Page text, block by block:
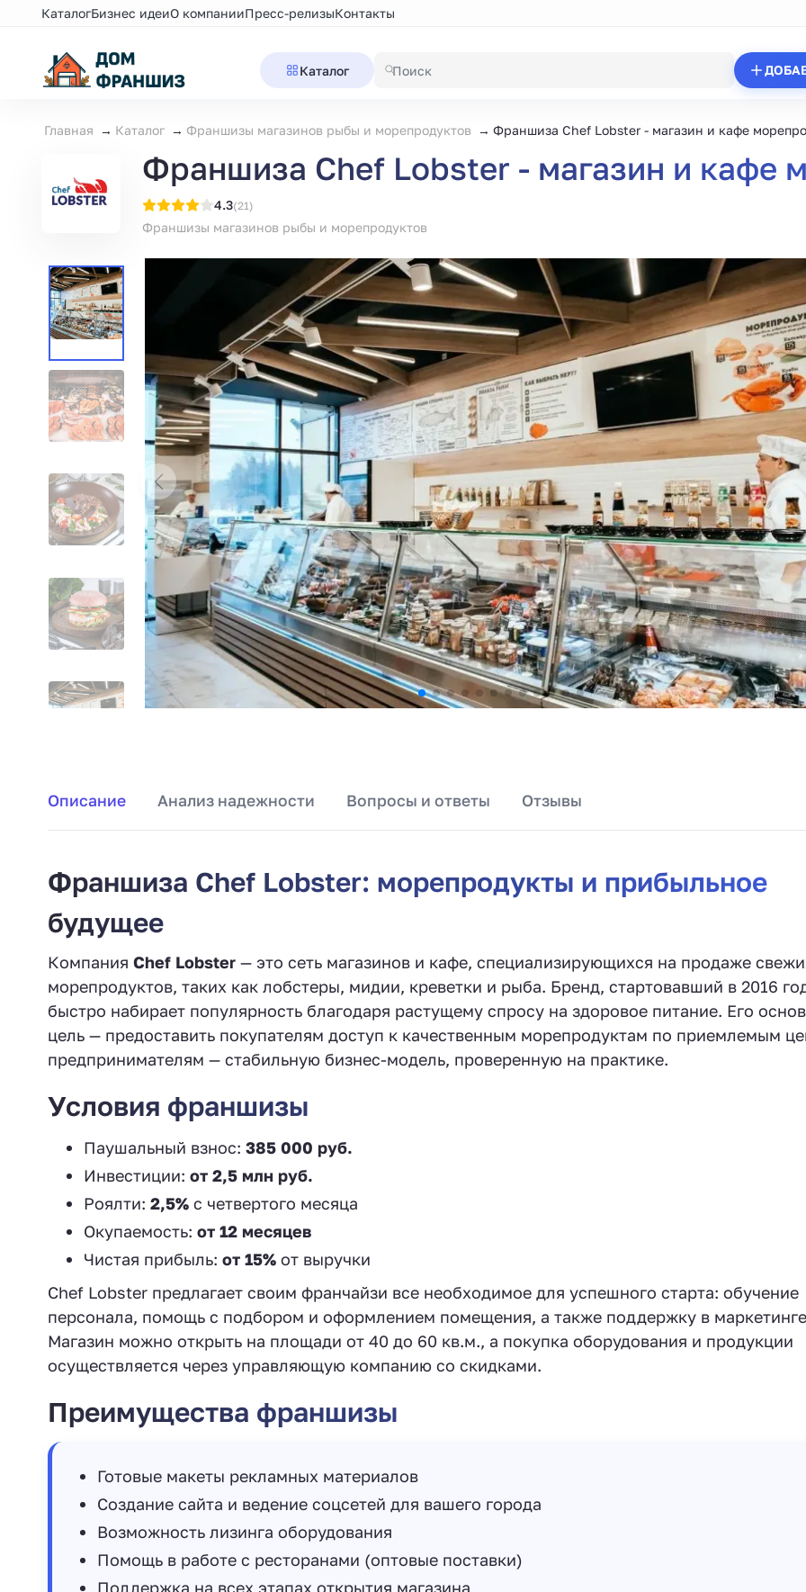
КаталогБизнес идеиО компанииПресс-релизыКонтакты
Каталог
Главная Каталог Франшизы магазинов рыбы и морепродуктов Франшиза Chef Lobster - магазин и кафе
Франшиза Chef Lobster - магазин и кафе
4.3(21)
Франшизы магазинов рыбы и морепродуктов
Описание Анализ надежности Вопросы и ответы Отзывы
Франшиза Chef Lobster: морепродукты и прибыльное
будущее
Компания Chef Lobster — это сеть магазинов и кафе, специализирующихся на продаже
морепродуктов, таких как лобстеры, мидии, креветки и рыба. Бренд, стартовавший в 2016
быстро набирает популярность благодаря растущему спросу на здоровое питание. Его
цель — предоставить покупателям доступ к качественным морепродуктам по приемлемым
предпринимателям — стабильную бизнес-модель, проверенную на практике.
Условия франшизы
Паушальный взнос: 385 000 руб.
Инвестиции: от 2,5 млн руб.
Роялти: 2,5% с четвертого месяца
Окупаемость: от 12 месяцев
Чистая прибыль: от 15% от выручки
Chef Lobster предлагает своим франчайзи все необходимое для успешного старта: обучение
персонала, помощь с подбором и оформлением помещения, а также поддержку в
Магазин можно открыть на площади от 40 до 60 кв.м., а покупка оборудования и продукции
осуществляется через управляющую компанию со скидками.
Преимущества франшизы
Готовые макеты рекламных материалов
Создание сайта и ведение соцсетей для вашего города
Возможность лизинга оборудования
Помощь в работе с ресторанами (оптовые поставки)
Поддержка на всех этапах открытия магазина